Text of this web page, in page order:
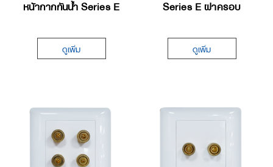
หน้ากากกันนํ้า Series E
ดูเพิ่ม
Series E ฝาครอบ
ดูเพิ่ม